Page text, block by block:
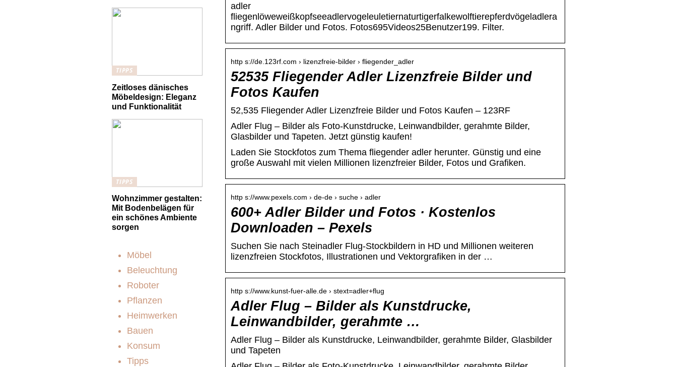
adler
fliegenlöweweißkopfseeadlervogeleuletiernaturtigerfalkewolftierepferdvögeladlera
ngriff. Adler Bilder und Fotos. Fotos695Videos25Benutzer199. Filter.
http s://de.123rf.com › lizenzfreie-bilder › fliegender_adler
52535 Fliegender Adler Lizenzfreie Bilder und
Fotos Kaufen
52,535 Fliegender Adler Lizenzfreie Bilder und Fotos Kaufen – 123RF
Adler Flug – Bilder als Foto-Kunstdrucke, Leinwandbilder, gerahmte Bilder,
Glasbilder und Tapeten. Jetzt günstig kaufen!
Laden Sie Stockfotos zum Thema fliegender adler herunter. Günstig und eine
große Auswahl mit vielen Millionen lizenzfreier Bilder, Fotos und Grafiken.
http s://www.pexels.com › de-de › suche › adler
600+ Adler Bilder und Fotos · Kostenlos
Downloaden – Pexels
Suchen Sie nach Steinadler Flug-Stockbildern in HD und Millionen weiteren
lizenzfreien Stockfotos, Illustrationen und Vektorgrafiken in der …
http s://www.kunst-fuer-alle.de › stext=adler+flug
Adler Flug – Bilder als Kunstdrucke,
Leinwandbilder, gerahmte …
Adler Flug – Bilder als Kunstdrucke, Leinwandbilder, gerahmte Bilder, Glasbilder
und Tapeten
TIPPS
Zeitloses dänisches
Möbeldesign: Eleganz
und Funktionalität
TIPPS
Wohnzimmer gestalten:
Mit Bodenbelägen für
ein schönes Ambiente
sorgen
Möbel
Beleuchtung
Roboter
Pflanzen
Heimwerken
Bauen
Konsum
Tipps